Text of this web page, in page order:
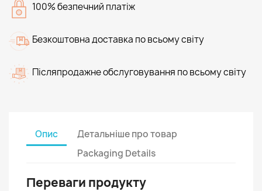
100% безпечний платіж
Безкоштовна доставка по всьому світу
Післяпродажне обслуговування по всьому світу
Опис
Детальніше про товар
Packaging Details
Переваги продукту